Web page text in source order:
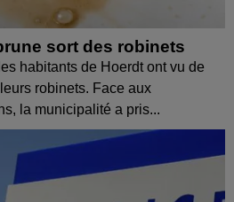
sort des robinets
habitants de Hoerdt ont vu de
leurs robinets. Face aux
la municipalité a pris...